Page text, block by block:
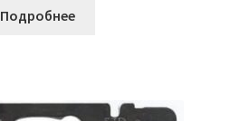
Подробнее